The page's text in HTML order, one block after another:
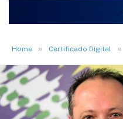
Home » Certificado Digital »